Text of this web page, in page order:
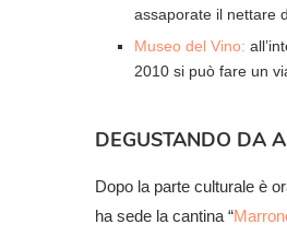
assaporate il nettare
Museo del Vino:
2010 si può fare un
DEGUSTANDO DA
Dopo la parte culturale è
ha sede la cantina “